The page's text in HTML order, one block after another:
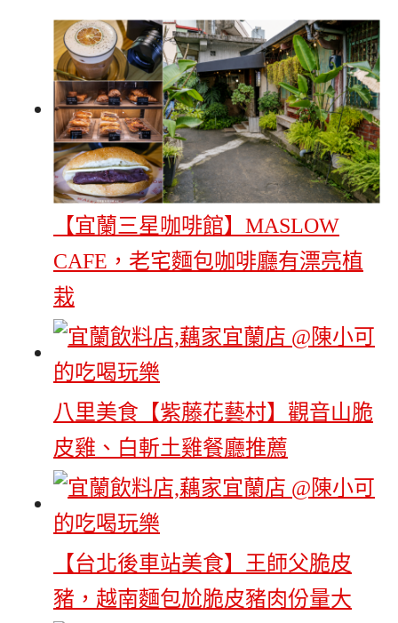
【宜蘭三星咖啡館】MASLOW
CAFE，老宅麵包咖啡廳有漂亮植
栽
八里美食【紫藤花藝村】觀音山脆
皮雞、白斬土雞餐廳推薦
【台北後車站美食】王師父脆皮
豬，越南麵包尬脆皮豬肉份量大